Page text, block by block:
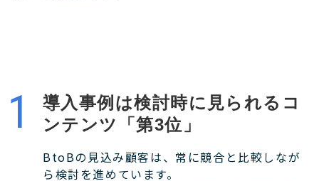
導入事例は検討時に見られるコ
ンテンツ「第3位」
BtoBの見込み顧客は、常に競合と比較しなが
ら検討を進めています。